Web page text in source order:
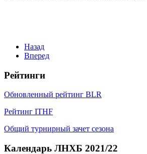
Назад
Вперед
Рейтинги
Обновленный рейтинг BLR
Рейтинг ITHF
Общий турнирный зачет сезона
Календарь ЛНХБ 2021/22